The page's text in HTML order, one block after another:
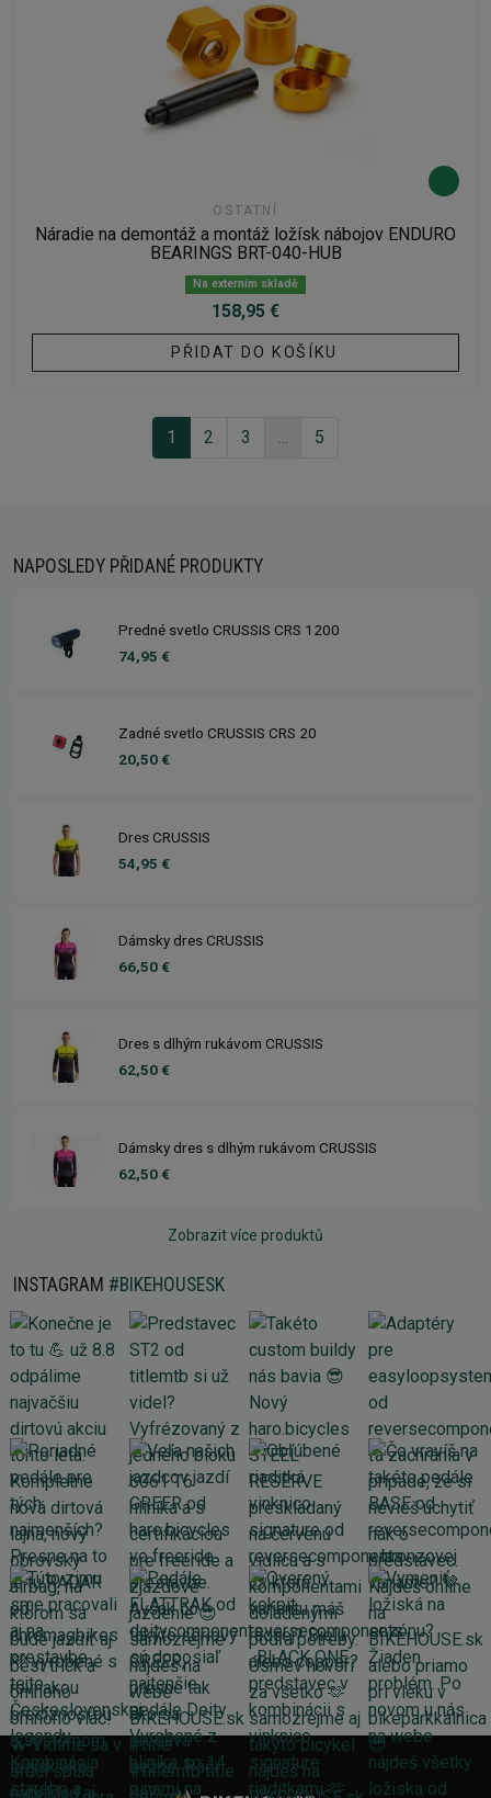
OSTATNÍ
Náradie na demontáž a montáž ložísk nábojov ENDURO
BEARINGS BRT-040-HUB
Na externím skladě
158,95 €
PŘIDAT DO KOŠÍKU
1 2 3 ... 5
NAPOSLEDY PŘIDANÉ PRODUKTY
Predné svetlo CRUSSIS CRS 1200
74,95 €
Zadné svetlo CRUSSIS CRS 20
20,50 €
Dres CRUSSIS
54,95 €
Dámsky dres CRUSSIS
66,50 €
Dres s dlhým rukávom CRUSSIS
62,50 €
Dámsky dres s dlhým rukávom CRUSSIS
62,50 €
Zobrazit více produktů
INSTAGRAM #BIKEHOUSESK